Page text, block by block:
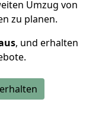
Umzug von
zu planen.
, und erhalten